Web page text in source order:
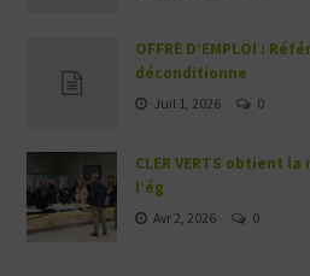
OFFRE D’EMPLOI :
déconditionne
Juil 1, 2026 0
CLER VERTS obtient
l’ég
Avr 2, 2026 0